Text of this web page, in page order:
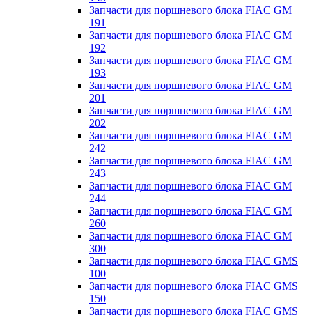
Запчасти для поршневого блока FIAC GM
191
Запчасти для поршневого блока FIAC GM
192
Запчасти для поршневого блока FIAC GM
193
Запчасти для поршневого блока FIAC GM
201
Запчасти для поршневого блока FIAC GM
202
Запчасти для поршневого блока FIAC GM
242
Запчасти для поршневого блока FIAC GM
243
Запчасти для поршневого блока FIAC GM
244
Запчасти для поршневого блока FIAC GM
260
Запчасти для поршневого блока FIAC GM
300
Запчасти для поршневого блока FIAC GMS
100
Запчасти для поршневого блока FIAC GMS
150
Запчасти для поршневого блока FIAC GMS